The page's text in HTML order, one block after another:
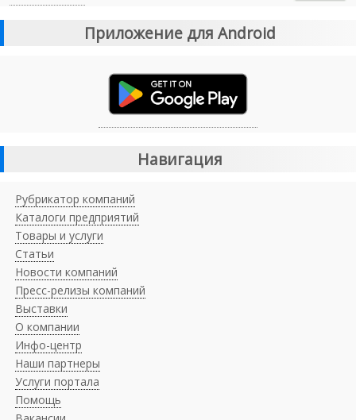
Приложение для Android
Навигация
Рубрикатор компаний
Каталоги предприятий
Товары и услуги
Статьи
Новости компаний
Пресс-релизы компаний
Выставки
О компании
Инфо-центр
Наши партнеры
Услуги портала
Помощь